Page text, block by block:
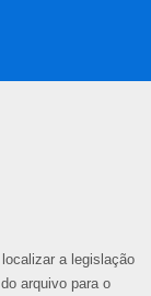
a legislação
arquivo para o